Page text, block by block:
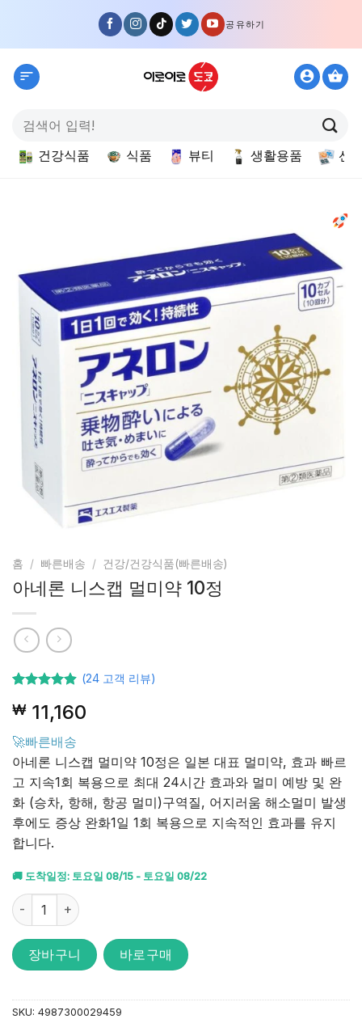
content
공유하기
색:
건강식품 식품 뷰티 생활용품 선
홈 / 빠른배송 / 건강/건강식품(빠른배송)
아네론 니스캡 멀미약 10정
기준으로
5점 중
4.88점을
받았습니
다.
(24고객 리뷰)
₩ 11,160
🚀빠른배송
아네론 니스캡 멀미약 10정은 일본 대표 멀미약, 효과 빠르
고 지속1회 복용으로 최대 24시간 효과와 멀미 예방 및 완
화 (승차, 항해, 항공 멀미)구역질, 어지러움 해소멀미 발생
후에도 증상 완화1일 1회 복용으로 지속적인 효과를 유지
합니다.
🚚 도착일정: 토요일 08/15 - 토요일 08/22
아네론 니스캡 멀미약 10정 수량
장바구니 바로구매
SKU: 4987300029459